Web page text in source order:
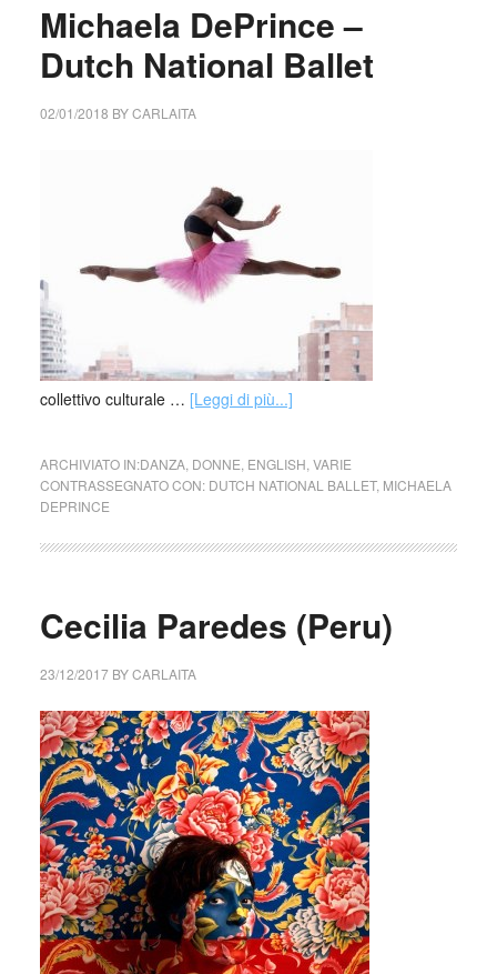
Michaela DePrince –
Dutch National Ballet
02/01/2018 BYCARLAITA
collettivo culturale … [Leggi di più...]
ARCHIVIATO IN:DANZA, DONNE ENGLISH VARIE
CONTRASSEGNATO CON: DUTCH NATIONAL BALLET, MICHAELA
DEPRINCE
Cecilia Paredes (Peru)
23/12/2017BYCARLAITA